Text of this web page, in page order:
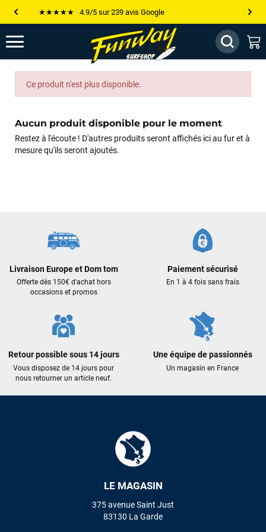
★★★★★ 4.9/5 sur 239 avis Google
Les plus grandes marques sont chez Funway
Jusqu’à -75% de remise sur le windsurf, wingfoil, etc...
💰 Meilleur prix garanti — Moins cher ailleurs ? On s’aligne !
Ce produit n'est plus disponible.
Aucun produit disponible pour le moment
Restez à l'écoute ! D'autres produits seront affichés ici au fur et à
mesure qu'ils seront ajoutés.
Livraison Europe et Dom tom
Offerte dès 150€ d'achat hors
occasions et promos
Paiement sécurisé
En 1 à 4 fois sans frais
Retour possible sous 14 jours
Vous disposez de 14 jours pour
nous retourner un article neuf.
Une équipe de passionnés
Un magasin en France
LE MAGASIN
375 avenue Saint Just
83130 La Garde
J’ai commandé un pack via leur site internet. À peine la
avec moi les caractéristiques des équipements, me conseiller
sur le matériel à choisir, et m’a même offert du matériel en